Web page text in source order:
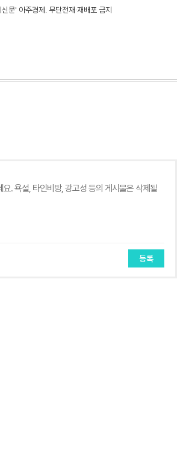
문' 아주경제. 무단전재·재배포 금지
등록